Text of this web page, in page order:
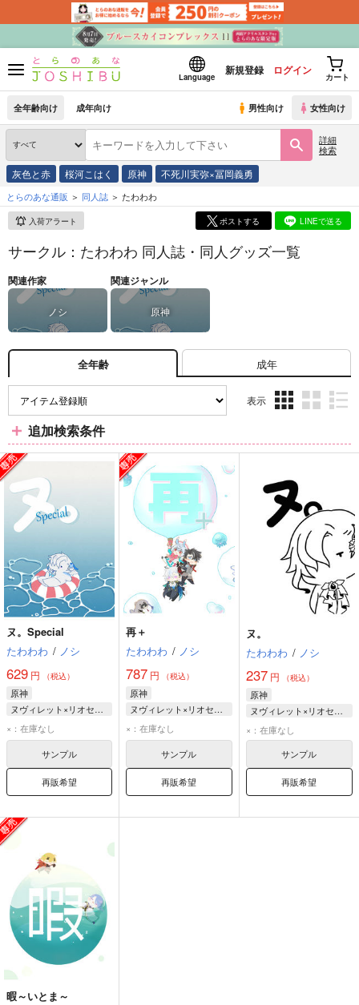
Language
新規登録 ログイン
カート
全年齢向け 成年向け 男性向け 女性向け
詳細
検索
灰色と赤 桜河こはく 原神 不死川実弥×冨岡義勇
とらのあな通販 同人誌 たわわわ
入荷アラート ポストする LINEで送る
サークル：たわわわ 同人誌・同人グッズ一覧
関連作家
ノシ
関連ジャンル
原神
全年齢 成年
表示
ム
表
ム
表
ム
表
追加検索条件
ヌ。Special
たわわわ / ノシ
629 円 （税込）
原神
ヌヴィレット×リオセスリ
ヌヴィレット
リオセスリ
×：在庫なし
サンプル
再販希望
再＋
たわわわ / ノシ
787 円 （税込）
原神
ヌヴィレット×リオセスリ
ヌヴィレット
リオセスリ
×：在庫なし
サンプル
再販希望
ヌ。
たわわわ / ノシ
237円 （税込）
原神
ヌヴィレット×リオセスリ
ヌヴィレット
リオセスリ
×：在庫なし
サンプル
再販希望
暇～いとま～